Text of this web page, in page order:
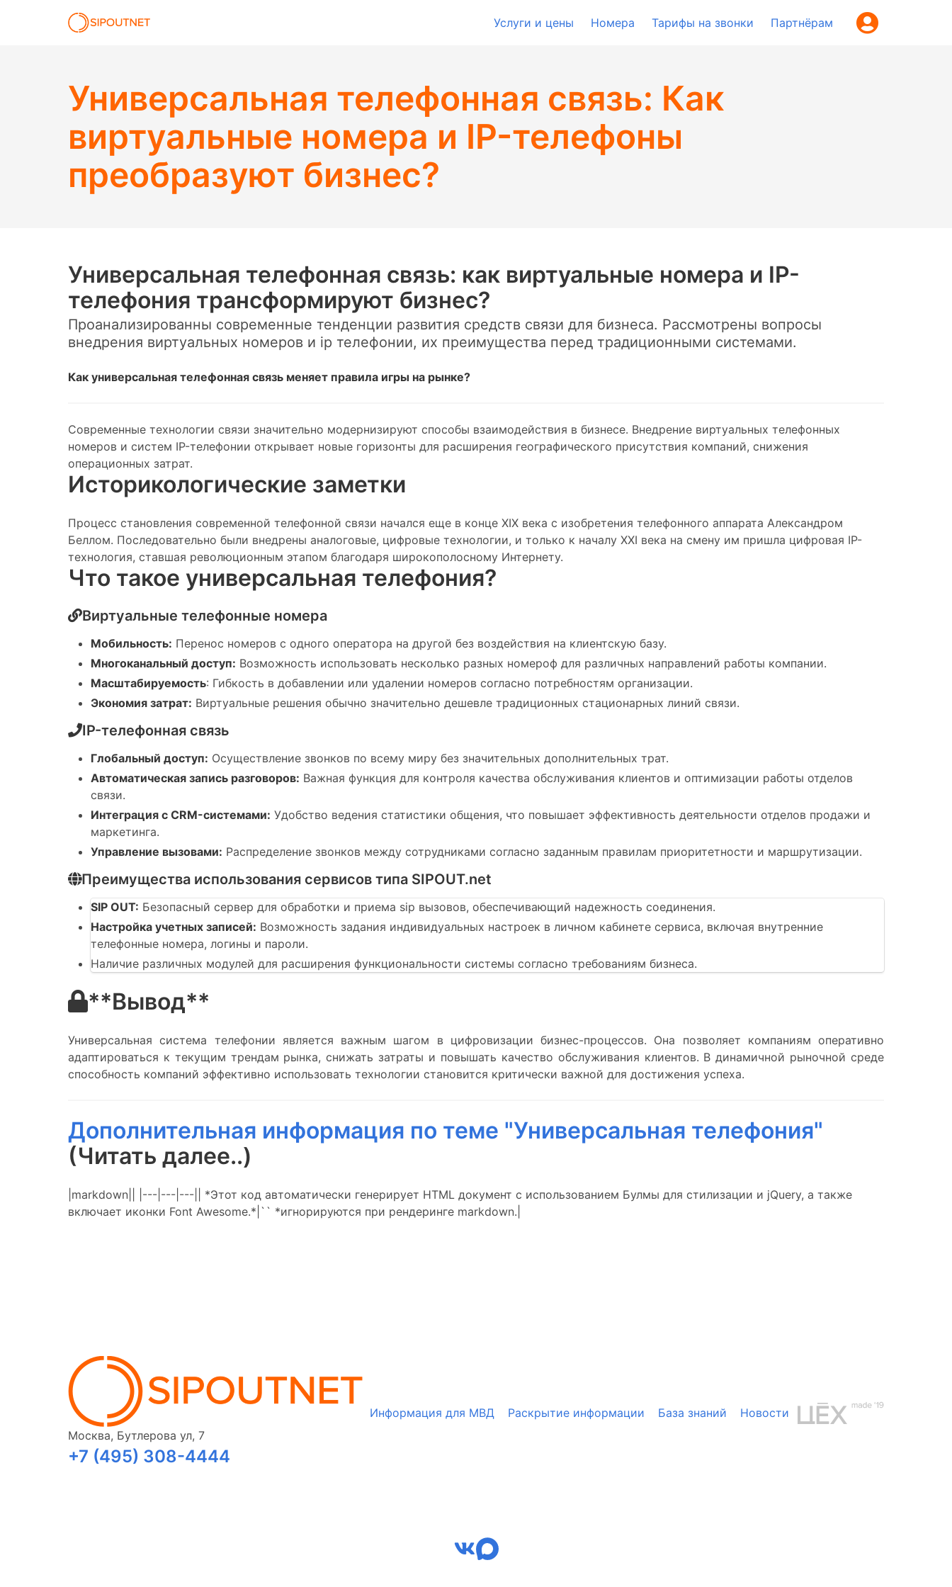
Услуги и цены Номера Тарифы на звонки Партнёрам
Универсальная телефонная связь: Как
виртуальные номера и IP-телефоны
преобразуют бизнес?
Универсальная телефонная связь: как виртуальные номера и IP-
телефония трансформируют бизнес?
Проанализированны современные тенденции развития средств связи для бизнеса. Рассмотрены вопросы
внедрения виртуальных номеров и ip телефонии, их преимущества перед традиционными системами.
Как универсальная телефонная связь меняет правила игры на рынке?
Современные технологии связи значительно модернизируют способы взаимодействия в бизнесе. Внедрение виртуальных телефонных
номеров и систем IP-телефонии открывает новые горизонты для расширения географического присутствия компаний, снижения
операционных затрат.
Историкологические заметки
Процесс становления современной телефонной связи начался еще в конце XIX века с изобретения телефонного аппарата Александром
Беллом. Последовательно были внедрены аналоговые, цифровые технологии, и только к началу XXI века на смену им пришла цифровая IP-
технология, ставшая революционным этапом благодаря широкополосному Интернету.
Что такое универсальная телефония?
Виртуальные телефонные номера
Мобильность: Перенос номеров с одного оператора на другой без воздействия на клиентскую базу.
Многоканальный доступ: Возможность использовать несколько разных номероф для различных направлений работы компании.
Масштабируемость: Гибкость в добавлении или удалении номеров согласно потребностям организации.
Экономия затрат: Виртуальные решения обычно значительно дешевле традиционных стационарных линий связи.
IP-телефонная связь
Глобальный доступ: Осуществление звонков по всему миру без значительных дополнительных трат.
Автоматическая запись разговоров: Важная функция для контроля качества обслуживания клиентов и оптимизации работы отделов
связи.
Интеграция с CRM-системами: Удобство ведения статистики общения, что повышает эффективность деятельности отделов продажи и
маркетинга.
Управление вызовами: Распределение звонков между сотрудниками согласно заданным правилам приоритетности и маршрутизации.
Преимущества использования сервисов типа SIPOUT.net
SIP OUT: Безопасный сервер для обработки и приема sip вызовов, обеспечивающий надежность соединения.
Настройка учетных записей: Возможность задания индивидуальных настроек в личном кабинете сервиса, включая внутренние
телефонные номера, логины и пароли.
Наличие различных модулей для расширения функциональности системы согласно требованиям бизнеса.
**Вывод**
Универсальная система телефонии является важным шагом в цифровизации бизнес-процессов. Она позволяет компаниям оперативно
адаптироваться к текущим трендам рынка, снижать затраты и повышать качество обслуживания клиентов. В динамичной рыночной среде
способность компаний эффективно использовать технологии становится критически важной для достижения успеха.
Дополнительная информация по теме "Универсальная телефония"
(Читать далее..)
|markdown|| |---|---|---|| *Этот код автоматически генерирует HTML документ с использованием Булмы для стилизации и jQuery, а также
включает иконки Font Awesome.*|`` *игнорируются при рендеринге markdown.|
Москва, Бутлерова ул, 7
+7 (495) 308-4444
Информация для МВД Раскрытие информации База знаний Новости